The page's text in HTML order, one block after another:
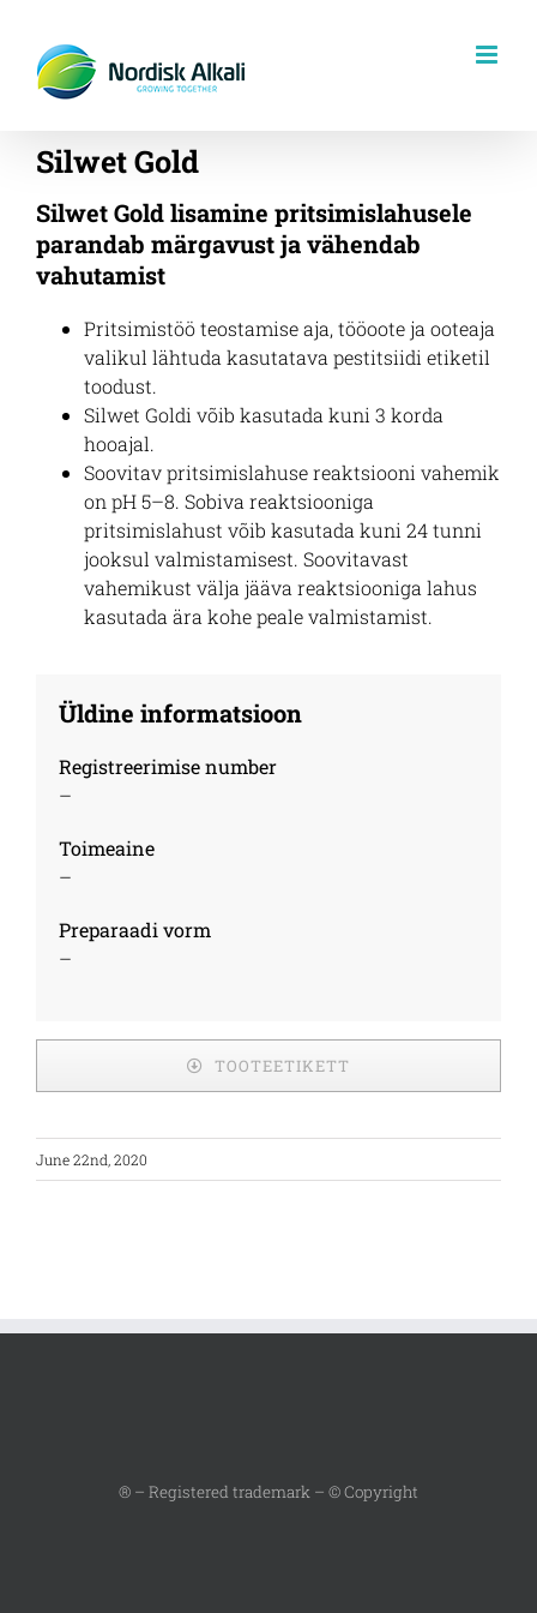
content
Silwet Gold
Silwet Gold lisamine pritsimislahusele
parandab märgavust ja vähendab
vahutamist
Pritsimistöö teostamise aja, tööoote ja ooteaja
valikul lähtuda kasutatava pestitsiidi etiketil
toodust.
Silwet Goldi võib kasutada kuni 3 korda
hooajal.
Soovitav pritsimislahuse reaktsiooni vahemik
on pH 5–8. Sobiva reaktsiooniga
pritsimislahust võib kasutada kuni 24 tunni
jooksul valmistamisest. Soovitavast
vahemikust välja jääva reaktsiooniga lahus
kasutada ära kohe peale valmistamist.
Üldine informatsioon
Registreerimise number
–
Toimeaine
–
Preparaadi vorm
–
TOOTEETIKETT
June 22nd, 2020
® – Registered trademark – © Copyright